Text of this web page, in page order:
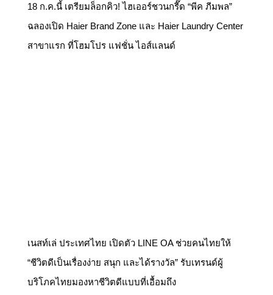
18 ก.ค.นี้ เตรียมล็อกคิว! ไฮเออร์ชวนกรี๊ด “พีค ภีมพล”
ฉลองเปิด Haier Brand Zone และ Haier Laundry Center
สาขาแรก ที่โฮมโปร แฟชั่น ไอส์แลนด์
เนสท์เล่ ประเทศไทย เปิดตัว LINE OA ช่วยคนไทยให้
“ชีวิตดีเป็นเรื่องง่าย สนุก และได้รางวัล” รับเทรนด์ผู้
บริโภคไทยมองหาชีวิตดีแบบที่เอื้อมถึง